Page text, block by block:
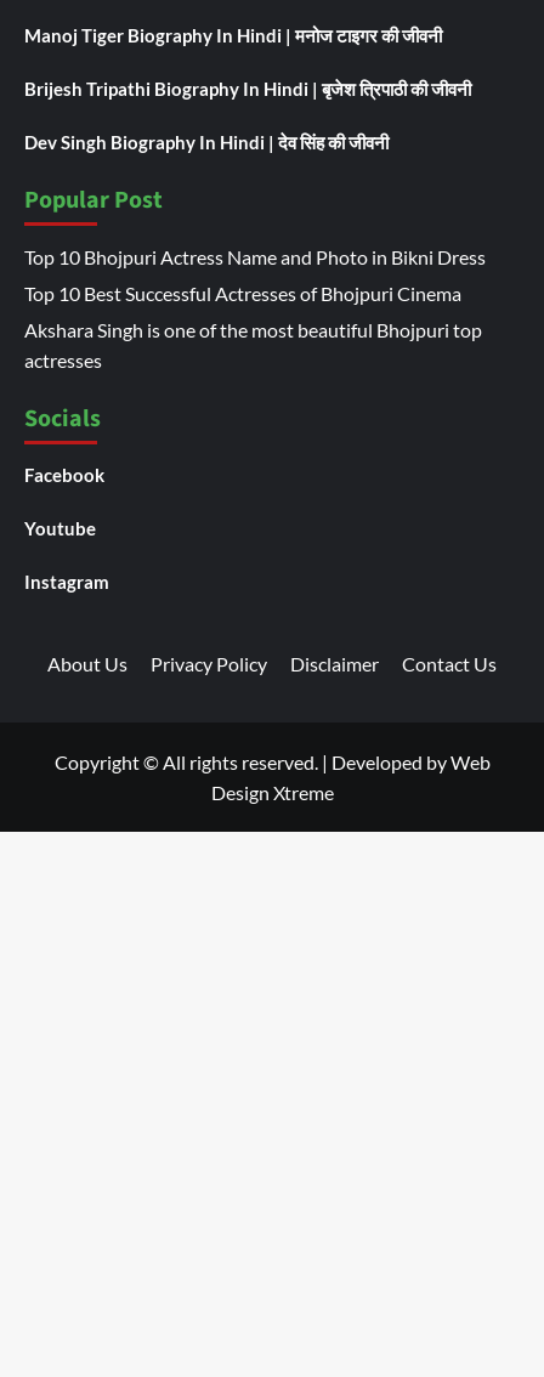
Manoj Tiger Biography In Hindi | मनोज टाइगर की जीवनी
Brijesh Tripathi Biography In Hindi | बृजेश त्रिपाठी की जीवनी
Dev Singh Biography In Hindi | देव सिंह की जीवनी
Popular Post
Top 10 Bhojpuri Actress Name and Photo in Bikni Dress
Top 10 Best Successful Actresses of Bhojpuri Cinema
Akshara Singh is one of the most beautiful Bhojpuri top
actresses
Socials
Facebook
Youtube
Instagram
About Us Privacy Policy Disclaimer Contact Us
Copyright © All rights reserved. | Developed byWeb
Design Xtreme